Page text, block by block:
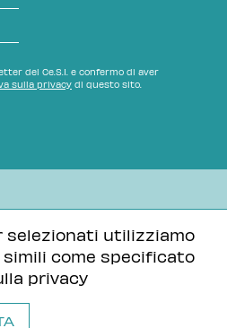
selezionati utilizziamo
come specificato
privacy
del Ce.S.I. e confermo di aver
sulla privacy di questo sito.
sulla privacy
pagina sono distribuiti con
Attribuzione - Condividi allo
3.0 Unported